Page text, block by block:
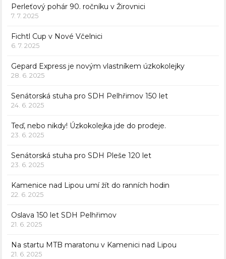
Perleťový pohár 90. ročníku v Žirovnici
7. 7. 2025
Fichtl Cup v Nové Včelnici
6. 7. 2025
Gepard Express je novým vlastníkem úzkokolejky
28. 6. 2025
Senátorská stuha pro SDH Pelhřimov 150 let
24. 6. 2025
Teď, nebo nikdy! Úzkokolejka jde do prodeje.
23. 6. 2025
Senátorská stuha pro SDH Pleše 120 let
23. 6. 2025
Kamenice nad Lipou umí žít do ranních hodin
22. 6. 2025
Oslava 150 let SDH Pelhřimov
21. 6. 2025
Na startu MTB maratonu v Kamenici nad Lipou
21. 6. 2025